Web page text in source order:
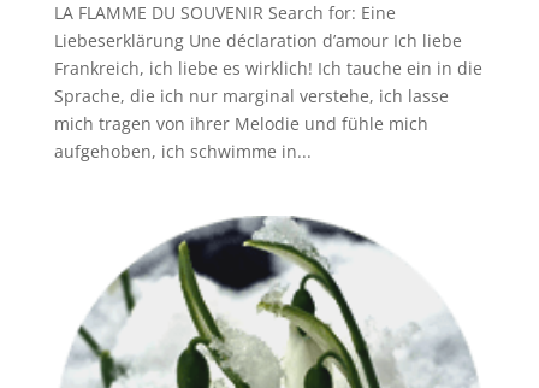
LA FLAMME DU SOUVENIR Search for: Eine
Liebeserklärung Une déclaration d’amour Ich liebe
Frankreich, ich liebe es wirklich! Ich tauche ein in die
Sprache, die ich nur marginal verstehe, ich lasse
mich tragen von ihrer Melodie und fühle mich
aufgehoben, ich schwimme in...